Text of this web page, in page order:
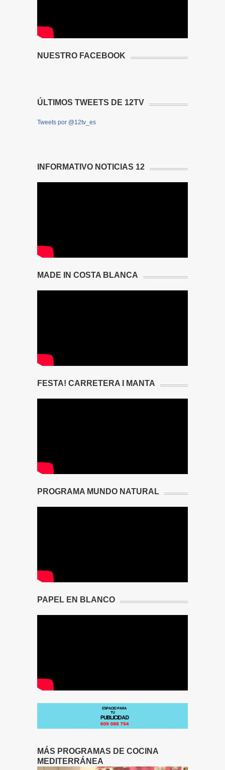
NUESTRO FACEBOOK
ÚLTIMOS TWEETS DE 12TV
Tweets por @12tv_es
INFORMATIVO NOTICIAS 12
MADE IN COSTA BLANCA
FESTA! CARRETERA I MANTA
PROGRAMA MUNDO NATURAL
PAPEL EN BLANCO
MÁS PROGRAMAS DE COCINA
MEDITERRÁNEA